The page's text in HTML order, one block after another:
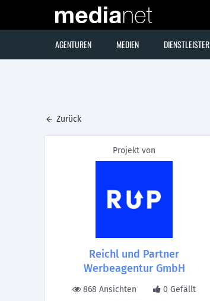
AGENTUREN MEDIEN DIENSTLEISTER
Zurück
Projekt von
Reichl und Partner
Werbeagentur GmbH
868 Ansichten 0 Gefällt